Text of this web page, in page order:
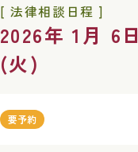
[ 法律相談日程 ]
2026年 1月 6日
(火)
要予約